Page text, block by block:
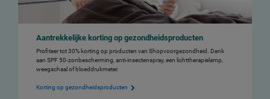
Aantrekkelijke korting op gezondheidsproducten
Profiteer tot 30% korting op producten van Shopvoorgezondheid. Denk
aan SPF 50-zonbescherming, anti-insectenspray, een lichttherapielamp,
weegschaal of bloeddrukmeter.
Korting op gezondheidsproducten